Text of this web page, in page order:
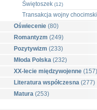
Świętoszek (12)
Transakcja wojny
Oświecenie (80)
Romantyzm (249)
Pozytywizm (233)
Młoda Polska (232)
XX-lecie międzywojenne (157)
Literatura współczesna (277)
Matura (253)